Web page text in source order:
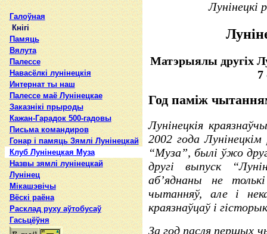
Галоўная
Кнігі
Памяць
Вялута
Палессе
Навасёлкі лунінецкія
Интернат ты наш
Палессе маё Лунінецкае
Заказнікі прыроды
Кажан-Гарадок 500-гадовы
Письма командиров
Гонар і памяць Зямлі Лунінецкай
Клуб Лунінецкая Муза
Назвы зямлi лунiнецкай
Лунінец
Мікашэвічы
Вёскі раёна
Расклад руху аўтобусаў
Гасьцёўня
Лунінецкі
Матэрыялы другіх
7
Год паміж
Лунінецкія
2002 года
“Муза”, былі ўжо
другі выпуск
аб’яднаны не
чытанняў, але і
краязнаўцаў і
За год пасля першых